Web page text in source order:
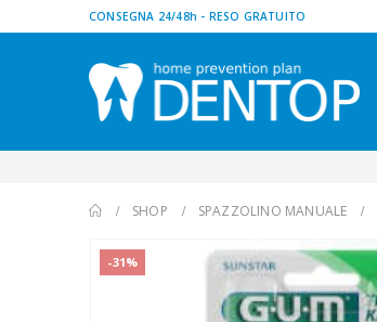
CONSEGNA 24/48h - RESO GRATUITO
SHOP SPAZZOLINO MANUALE
-31%